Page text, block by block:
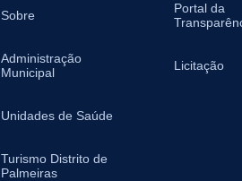
Sobre
Administração
Municipal
Unidades de Saúde
Turismo Distrito de
Palmeiras
Portal da
Licitação